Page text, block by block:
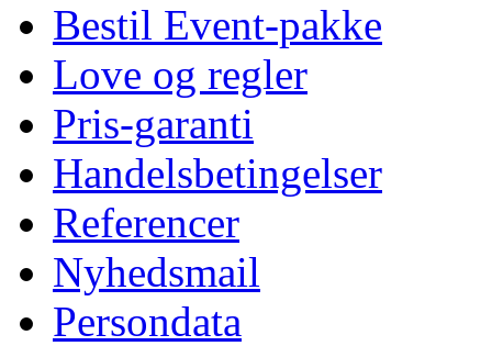
Bestil Event-pakke
Love og regler
Pris-garanti
Handelsbetingelser
Referencer
Nyhedsmail
Persondata